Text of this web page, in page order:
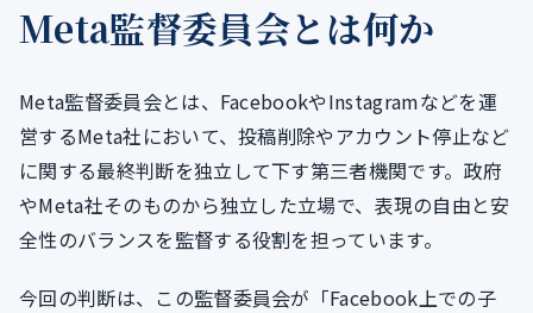
Meta監督委員会とは何か
Meta監督委員会とは、FacebookやInstagramなどを運
営するMeta社において、投稿削除やアカウント停止など
に関する最終判断を独立して下す第三者機関です。政府
やMeta社そのものから独立した立場で、表現の自由と安
全性のバランスを監督する役割を担っています。
今回の判断は、この監督委員会が「Facebook上での子